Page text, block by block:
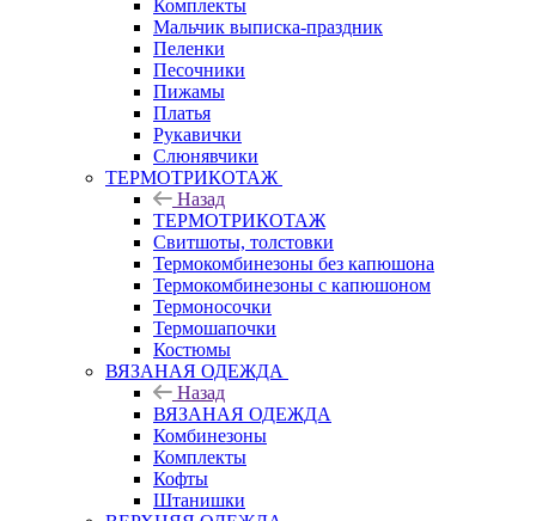
Комплекты
Мальчик выписка-праздник
Пеленки
Песочники
Пижамы
Платья
Рукавички
Слюнявчики
ТЕРМОТРИКОТАЖ
Назад
ТЕРМОТРИКОТАЖ
Свитшоты, толстовки
Термокомбинезоны без капюшона
Термокомбинезоны с капюшоном
Термоносочки
Термошапочки
Костюмы
ВЯЗАНАЯ ОДЕЖДА
Назад
ВЯЗАНАЯ ОДЕЖДА
Комбинезоны
Комплекты
Кофты
Штанишки